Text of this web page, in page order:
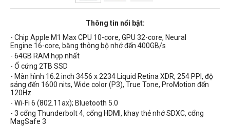
Thông tin nổi bật:
- Chip Apple M1 Max CPU 10-core, GPU 32-core, Neural
Engine 16-core, băng thông bộ nhớ đến 400GB/s
- 64GB RAM hợp nhất
- Ổ cứng 2TB SSD
- Màn hình 16.2 inch 3456 x 2234 Liquid Retina XDR, 254 PPI, độ
sáng đến 1600 nits, Wide color (P3), True Tone, ProMotion đến
120Hz
- Wi-Fi 6 (802.11ax); Bluetooth 5.0
- 3 cổng Thunderbolt 4, cổng HDMI, khay thẻ nhớ SDXC, cổng
MagSafe 3